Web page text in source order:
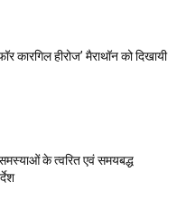
कारगिल हीरोज’ मैराथॉन को दिखायी
के त्वरित एवं समयबद्ध